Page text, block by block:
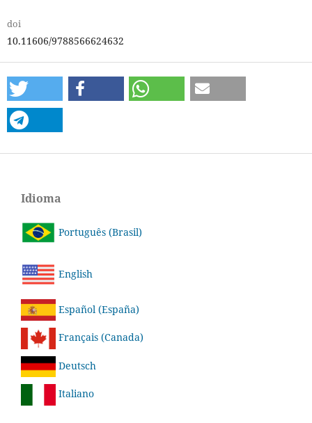
doi
10.11606/9788566624632
Idioma
Português (Brasil)
English
Español (España)
Français (Canada)
Deutsch
Italiano